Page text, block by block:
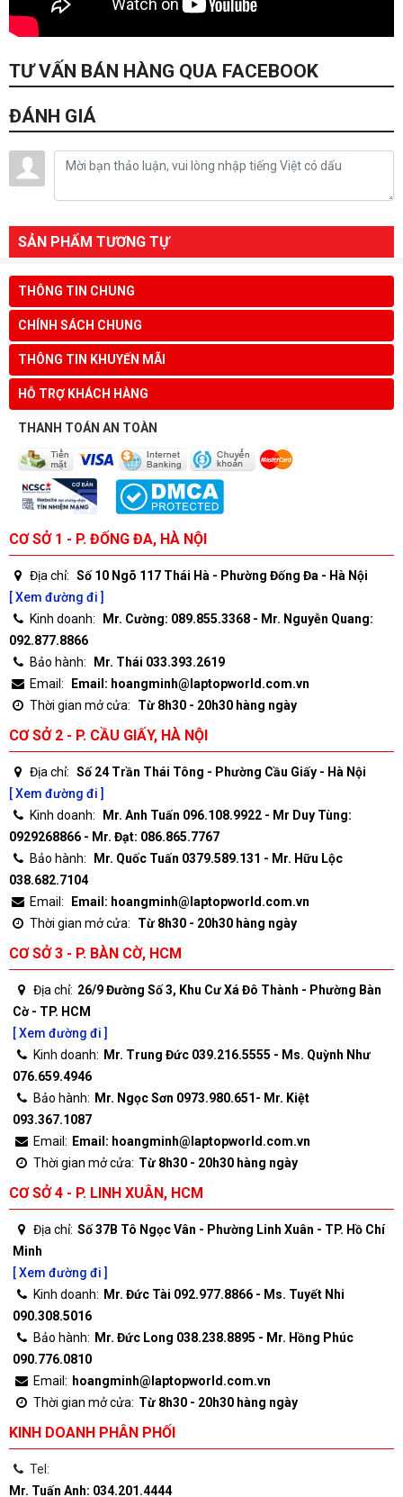
TƯ VẤN BÁN HÀNG QUA FACEBOOK
ĐÁNH GIÁ
SẢN PHẨM TƯƠNG TỰ
THÔNG TIN CHUNG
CHÍNH SÁCH CHUNG
THÔNG TIN KHUYẾN MÃI
HỖ TRỢ KHÁCH HÀNG
THANH TOÁN AN TOÀN
CƠ SỞ 1 - P. ĐỐNG ĐA, HÀ NỘI
Địa chỉ: Số 10 Ngõ 117 Thái Hà - Phường Đống Đa - Hà Nội
[ Xem đường đi ]
Kinh doanh:
Mr. Cường: 089.855.3368 - Mr. Nguyễn Quang:
092.877.8866
Bảo hành:
Mr. Thái 033.393.2619
Email:
Email: hoangminh@laptopworld.com.vn
Thời gian mở cửa:
Từ 8h30 - 20h30 hàng ngày
CƠ SỞ 2 - P. CẦU GIẤY, HÀ NỘI
Địa chỉ: Số 24 Trần Thái Tông - Phường Cầu Giấy - Hà Nội
[ Xem đường đi ]
Kinh doanh:
Mr. Anh Tuấn 096.108.9922 - Mr Duy Tùng:
0929268866 - Mr. Đạt: 086.865.7767
Bảo hành:
Mr. Quốc Tuấn 0379.589.131 - Mr. Hữu Lộc
038.682.7104
Email:
Email: hoangminh@laptopworld.com.vn
Thời gian mở cửa:
Từ 8h30 - 20h30 hàng ngày
CƠ SỞ 3 - P. BÀN CỜ, HCM
Địa chỉ: 26/9 Đường Số 3, Khu Cư Xá Đô Thành - Phường Bàn
Cờ - TP. HCM
[ Xem đường đi ]
Kinh doanh: Mr. Trung Đức 039.216.5555 - Ms. Quỳnh Như
076.659.4946
Bảo hành: Mr. Ngọc Sơn 0973.980.651- Mr. Kiệt
093.367.1087
Email: Email: hoangminh@laptopworld.com.vn
Thời gian mở cửa: Từ 8h30 - 20h30 hàng ngày
CƠ SỞ 4 - P. LINH XUÂN, HCM
Địa chỉ: Số 37B Tô Ngọc Vân - Phường Linh Xuân - TP. Hồ Chí
Minh
[ Xem đường đi ]
Kinh doanh: Mr. Đức Tài 092.977.8866 - Ms. Tuyết Nhi
090.308.5016
Bảo hành: Mr. Đức Long 038.238.8895 - Mr. Hồng Phúc
090.776.0810
Email: hoangminh@laptopworld.com.vn
Thời gian mở cửa: Từ 8h30 - 20h30 hàng ngày
KINH DOANH PHÂN PHỐI
Tel:
Mr. Tuấn Anh: 034.201.4444